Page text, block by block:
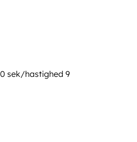
sek/hastighed 9